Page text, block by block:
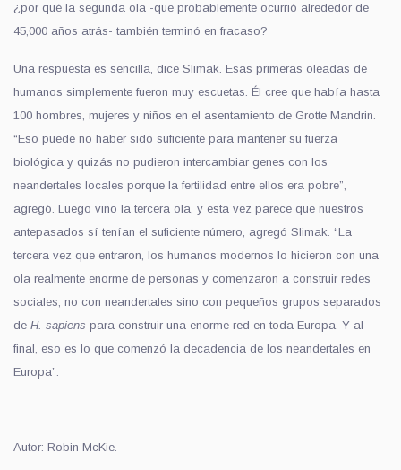
¿por qué la segunda ola -que probablemente ocurrió alrededor de
45,000 años atrás- también terminó en fracaso?
Una respuesta es sencilla, dice Slimak. Esas primeras oleadas de
humanos simplemente fueron muy escuetas. Él cree que había hasta
100 hombres, mujeres y niños en el asentamiento de Grotte Mandrin.
“Eso puede no haber sido suficiente para mantener su fuerza
biológica y quizás no pudieron intercambiar genes con los
neandertales locales porque la fertilidad entre ellos era pobre”,
agregó. Luego vino la tercera ola, y esta vez parece que nuestros
antepasados sí tenían el suficiente número, agregó Slimak. “La
tercera vez que entraron, los humanos modernos lo hicieron con una
ola realmente enorme de personas y comenzaron a construir redes
sociales, no con neandertales sino con pequeños grupos separados
de H. sapiens para construir una enorme red en toda Europa. Y al
final, eso es lo que comenzó la decadencia de los neandertales en
Europa”.
Autor: Robin McKie.